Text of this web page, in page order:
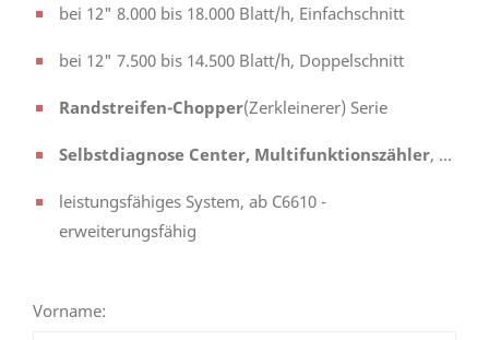
bei 12" 8.000 bis 18.000 Blatt/h, Einfachschnitt
bei 12" 7.500 bis 14.500 Blatt/h, Doppelschnitt
Randstreifen-Chopper(Zerkleinerer) Serie
Selbstdiagnose Center, Multifunktionszähler, ...
leistungsfähiges System, ab C6610 -
erweiterungsfähig
Vorname: